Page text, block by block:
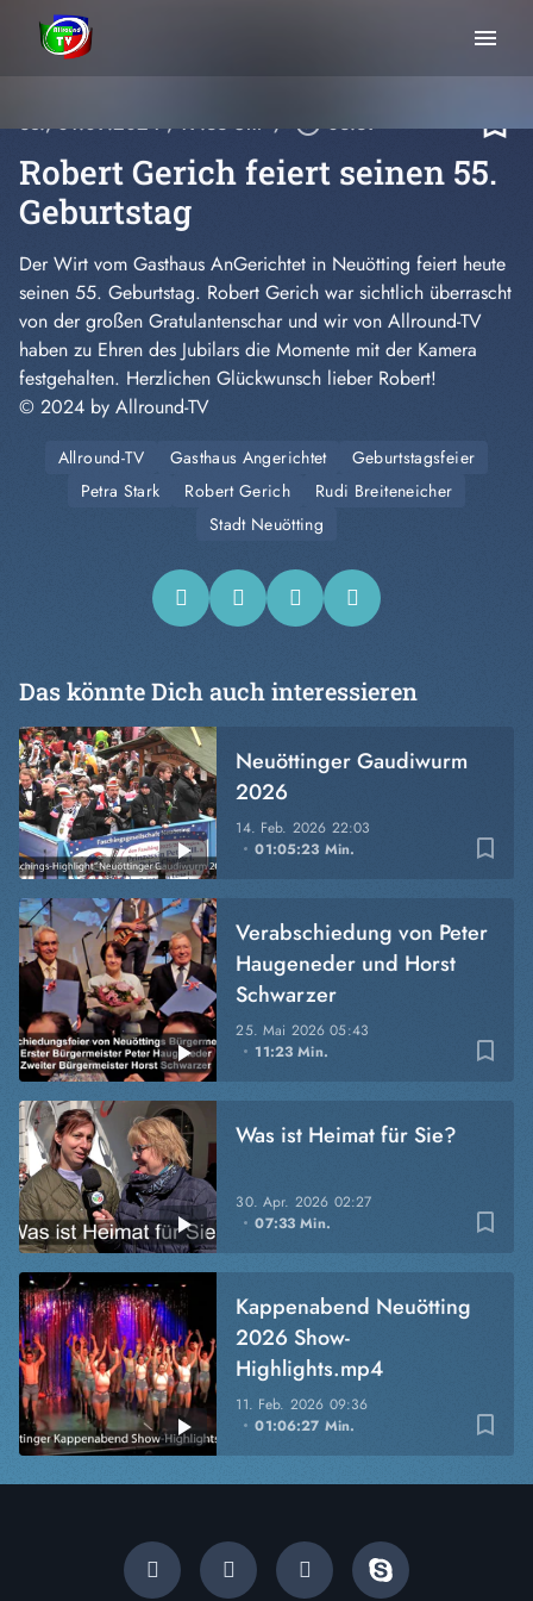
menu
So., 01.09.2024, 19:33 Uhr / play_circle_outline03:39 bookmark_border
Robert Gerich feiert seinen 55.
Geburtstag
Der Wirt vom Gasthaus AnGerichtet in Neuötting feiert heute
seinen 55. Geburtstag. Robert Gerich war sichtlich überrascht
von der großen Gratulantenschar und wir von Allround-TV
haben zu Ehren des Jubilars die Momente mit der Kamera
festgehalten. Herzlichen Glückwunsch lieber Robert!
© 2024 by Allround-TV
Allround-TV Gasthaus Angerichtet
Geburtstagsfeier
Petra Stark
Robert Gerich
Rudi Breiteneicher
Stadt Neuötting
Das könnte Dich auch interessieren
bookmark_border
14. Feb. 2026 22:03
01:05:23 Min.
Neuöttinger Gaudiwurm
2026
bookmark_border
25. Mai 202605:43
11:23 Min.
Verabschiedung von Peter
Haugeneder und Horst
Schwarzer
bookmark_border
30. Apr. 2026 02:27
07:33 Min.
Was ist Heimat für Sie?
bookmark_border
11. Feb. 2026 09:36
01:06:27 Min.
Kappenabend Neuötting
2026 Show-
Highlights.mp4